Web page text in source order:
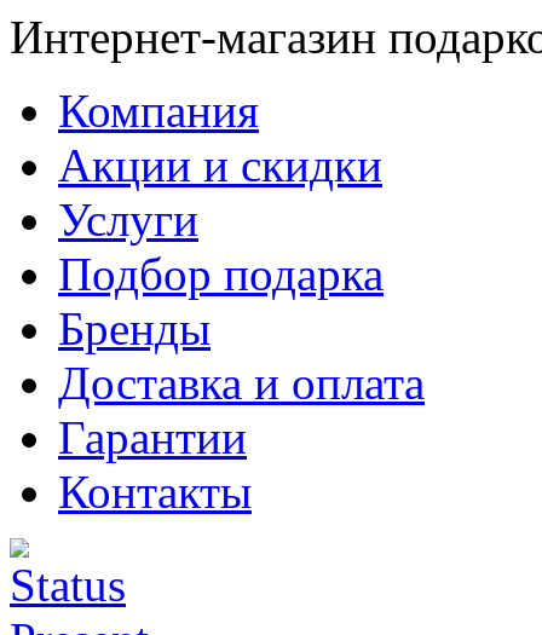
Интернет-магазин
Компания
Акции и скидки
Услуги
Подбор подарка
Бренды
Доставка и оплата
Гарантии
Контакты